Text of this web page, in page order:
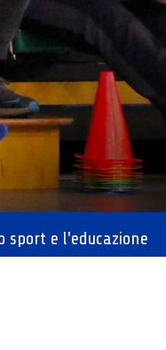
sport e l'educazione